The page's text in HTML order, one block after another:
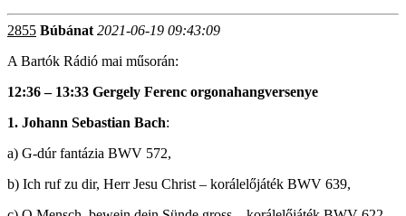
2855 Búbánat 2021-06-19 09:43:09
A Bartók Rádió mai műsorán:
12:36 – 13:33 Gergely Ferenc orgonahangversenye
1. Johann Sebastian Bach:
a) G-dúr fantázia BWV 572,
b) Ich ruf zu dir, Herr Jesu Christ – korálelőjáték BWV 639,